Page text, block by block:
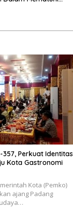
Perkuat Identitas
Kota Gastronomi
Kota (Pemko)
ajang Padang